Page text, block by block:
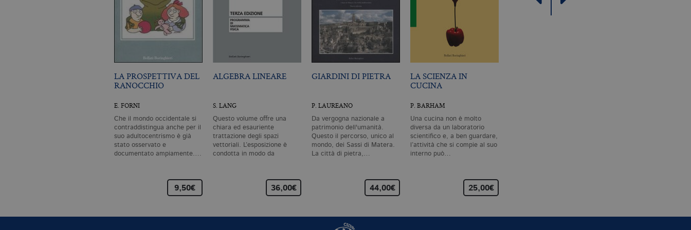
LA PROSPETTIVA DEL
RANOCCHIO
E. FORNI
Che il mondo occidentale si
contraddistingua anche per il
suo adultocentrismo è già
stato osservato e
documentato ampiamente.…
9,50€
ALGEBRA LINEARE
S. LANG
Questo volume offre una
chiara ed esauriente
trattazione degli spazi
vettoriali. L’esposizione è
condotta in modo da
36,00€
GIARDINI DI PIETRA
P. LAUREANO
Da vergogna nazionale a
patrimonio dell'umanità.
Questo il percorso, unico al
mondo, dei Sassi di Matera.
La città di pietra,…
44,00€
LA SCIENZA IN
CUCINA
P. BARHAM
Una cucina non è molto
diversa da un laboratorio
scientifico e, a ben guardare,
l’attività che si compie al suo
interno può…
25,00€